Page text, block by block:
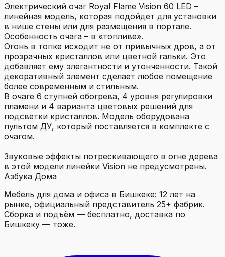
Электрический очаг Royal Flame Vision 60 LED –
линейная модель, которая подойдет для установки
в нише стены или для размещения в портале.
Особенность очага – в «топливе».
Огонь в топке исходит не от привычных дров, а от
прозрачных кристаллов или цветной гальки. Это
добавляет ему элегантности и утонченности. Такой
декоративный элемент сделает любое помещение
более современным и стильным.
В очаге 6 ступней обогрева, 4 уровня регулировки
пламени и 4 варианта цветовых решений для
подсветки кристаллов. Модель оборудована
пультом ДУ, который поставляется в комплекте с
очагом.
Звуковые эффекты потрескивающего в огне дерева
в этой модели линейки Vision не предусмотрены.
Азбука Дома
Мебель для дома и офиса в Бишкеке: 12 лет на
рынке, официальный представитель 25+ фабрик.
Сборка и подъём — бесплатно, доставка по
Бишкеку — тоже.